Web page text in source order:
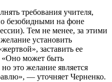
требования учителя,
безобидными на фоне
Тем не менее, за этими
установить
заставить ее
«Оно может быть
это желание является
— уточняет Черненко.